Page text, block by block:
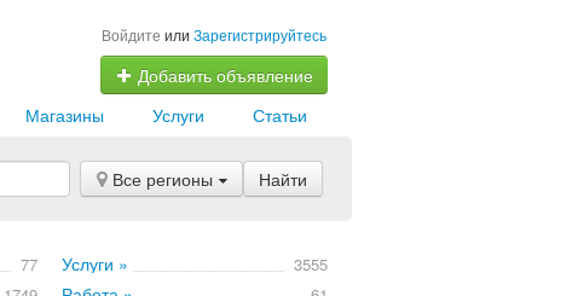
Войдите или Зарегистрируйтесь
Добавить объявление
Статьи
Услуги
Магазины
Все регионы Найти
77 Услуги » 3555